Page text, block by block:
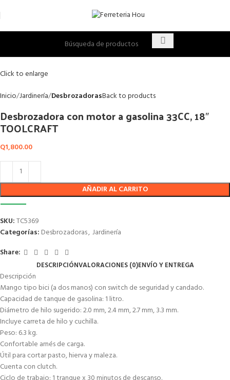
Click to enlarge
Inicio Jardinería DesbrozadorasBack to products
Desbrozadora con motor a gasolina 33CC, 18″
TOOLCRAFT
Q1,800.00
AÑADIR AL CARRITO
SKU:TC5369
Categorías: Desbrozadoras, Jardinería
Share:
DESCRIPCIÓNVALORACIONES (0)ENVÍO Y ENTREGA
Descripción
Mango tipo bici (a dos manos) con switch de seguridad y candado.
Capacidad de tanque de gasolina: 1 litro.
Diámetro de hilo sugerido: 2.0 mm, 2.4 mm, 2.7 mm, 3.3 mm.
Incluye carreta de hilo y cuchilla.
Peso: 6.3 kg.
Confortable arnés de carga.
Útil para cortar pasto, hierva y maleza.
Cuenta con clutch.